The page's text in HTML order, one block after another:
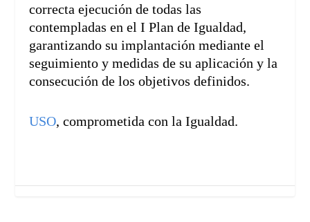
correcta ejecución de todas las
contempladas en el I Plan de Igualdad,
garantizando su implantación mediante el
seguimiento y medidas de su aplicación y la
consecución de los objetivos definidos.
USO, comprometida con la Igualdad.